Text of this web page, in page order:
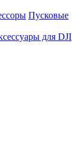
Пусковые
для DJI